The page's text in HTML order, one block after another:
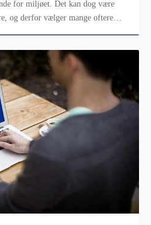
for miljøet. Det kan dog være
og derfor vælger mange oftere